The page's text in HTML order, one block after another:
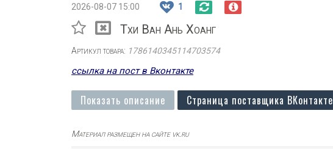
2026-08-07 15:00 1
Тхи Ван Ань Хоанг
Артикул товара: 1786140345114703574
ссылка на пост в Вконтакте
Показать описание Страница поставщика ВКонтакте
Материал размещен на сайте vk.ru